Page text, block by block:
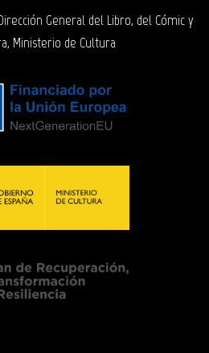
General del Libro, del Cómic y
Ministerio de Cultura